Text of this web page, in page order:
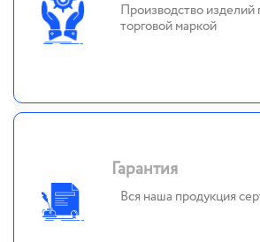
Производство изделий
торговой маркой
Гарантия
Вся наша продукция